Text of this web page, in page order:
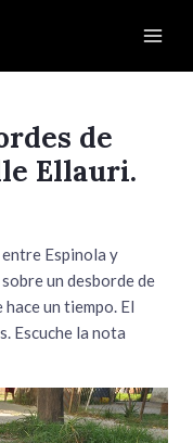
de
Ellauri.
Espinola y
un desborde de
un tiempo. El
Escuche la nota